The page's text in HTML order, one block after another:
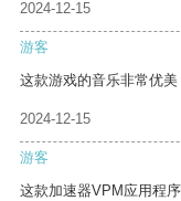
2024-12-15
游客
这款游戏的音乐非常优美
2024-12-15
游客
这款加速器VPM应用程